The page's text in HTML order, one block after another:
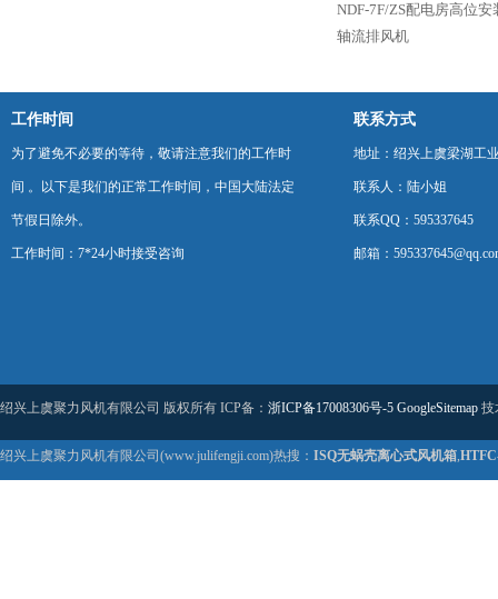
NDF-7F/ZS配电房高位
轴流排风机
工作时间
为了避免不必要的等待，敬请注意我们的工作时
间 。以下是我们的正常工作时间，中国大陆法定
节假日除外。
工作时间：7*24小时接受咨询
联系方式
地址：绍兴上虞梁湖工
联系人：陆小姐
联系QQ：595337645
邮箱：
绍兴上虞聚力风机有限公司 版权所有 ICP备： 浙ICP备17008306号-5 GoogleSitemap 技
绍兴上虞聚力风机有限公司(www.julifengji.com)热搜： ISQ无蜗壳离心式风机箱,